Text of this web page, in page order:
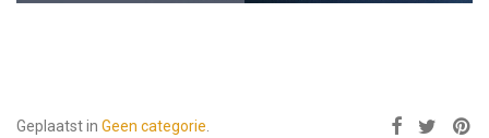
Geplaatst in Geen categorie